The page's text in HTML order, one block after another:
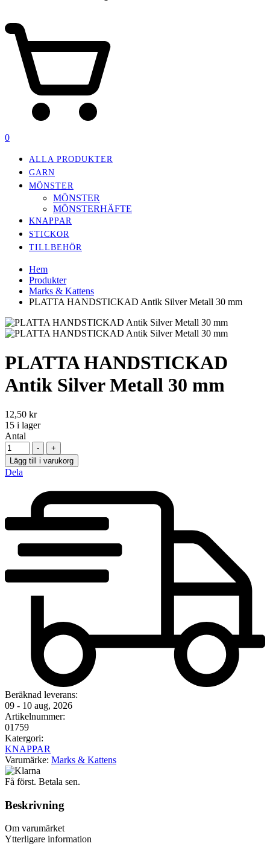
0
ALLA PRODUKTER
GARN
MÖNSTER
MÖNSTER
MÖNSTERHÄFTE
KNAPPAR
STICKOR
TILLBEHÖR
Hem
Produkter
Marks & Kattens
PLATTA HANDSTICKAD Antik Silver Metall 30 mm
PLATTA HANDSTICKAD
Antik Silver Metall 30 mm
12,50 kr
15 i lager
Antal
-
+
Lägg till i varukorg
Dela
Beräknad leverans:
09 - 10 aug, 2026
Artikelnummer:
01759
Katergori:
KNAPPAR
Varumärke: Marks & Kattens
Få först. Betala sen.
Beskrivning
Om varumärket
Ytterligare information